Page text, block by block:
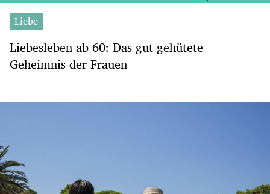
Liebe
Liebesleben ab 60: Das gut gehütete
Geheimnis der Frauen